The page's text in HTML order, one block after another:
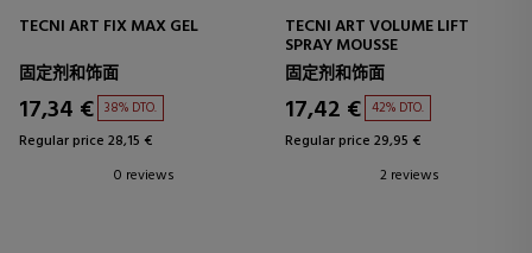
TECNI ART FIX MAX GEL
固定剂和饰面
17,34 € 38% DTO.
Regular price 28,15 €
0 reviews
TECNI ART VOLUME LIFT
SPRAY MOUSSE
固定剂和饰面
17,42 € 42% DTO.
Regular price 29,95 €
2 reviews